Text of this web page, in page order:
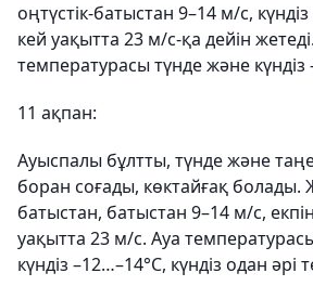
оңтүстік-батыстан 9–14 м/с,
кей уақытта 23 м/с-қа дейін
температурасы түнде және күндіз
11 ақпан:
Ауыспалы бұлтты, түнде және
боран соғады, көктайғақ болады.
батыстан, батыстан 9–14 м/с,
уақытта 23 м/с. Ауа
күндіз –12…–14°С, күндіз одан әрі